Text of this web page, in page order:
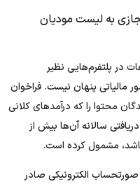
به لیست مودیان
در پلتفرم‌هایی نظیر
مالیاتی پنهان نیست. فراخوان
محتوا را که درآمدهای کلانی
سالانه آن‌ها بیش از
مشمول کرده است.
صورتحساب الکترونیکی صادر